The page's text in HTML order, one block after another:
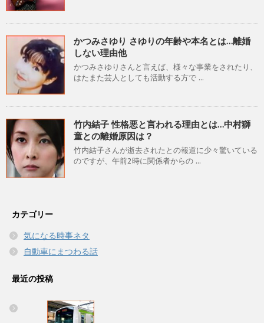
かつみさゆり さゆりの年齢や本名とは…離婚
しない理由他
かつみさゆりさんと言えば、様々な事業をされたり、
はたまた芸人としても活動する方で ...
竹内結子 性格悪と言われる理由とは…中村獅
童との離婚原因は？
竹内結子さんが逝去されたとの報道に少々驚いている
のですが、午前2時に関係者からの ...
カテゴリー
気になる時事ネタ
自動車にまつわる話
最近の投稿